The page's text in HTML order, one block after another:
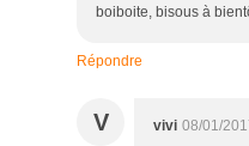
boiboite, bisous à
Répondre
V vivi 08/01/